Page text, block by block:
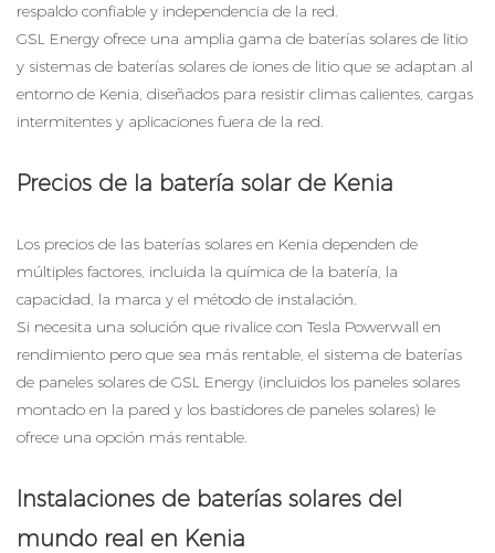
respaldo confiable y independencia de la red.
GSL Energy ofrece una amplia gama de baterías solares de litio
y sistemas de baterías solares de iones de litio que se adaptan al
entorno de Kenia, diseñados para resistir climas calientes, cargas
intermitentes y aplicaciones fuera de la red.
Precios de la batería solar de Kenia
Los precios de las baterías solares en Kenia dependen de
múltiples factores, incluida la química de la batería, la
capacidad, la marca y el método de instalación.
Si necesita una solución que rivalice con Tesla Powerwall en
rendimiento pero que sea más rentable, el sistema de baterías
de paneles solares de GSL Energy (incluidos los paneles solares
montado en la pared y los bastidores de paneles solares) le
ofrece una opción más rentable.
Instalaciones de baterías solares del
mundo real en Kenia